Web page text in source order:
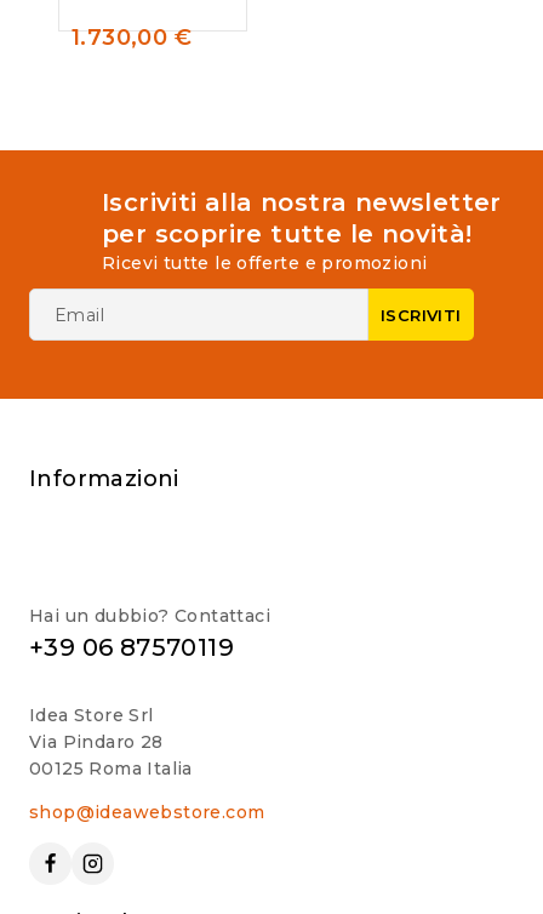
0
1.730,00€
Iscriviti alla nostra newsletter
per scoprire tutte le novità!
Ricevi tutte le offerte e promozioni
Informazioni
Hai un dubbio? Contattaci
+39 06 87570119
Idea Store Srl
Via Pindaro 28
00125 Roma Italia
shop@ideawebstore.com